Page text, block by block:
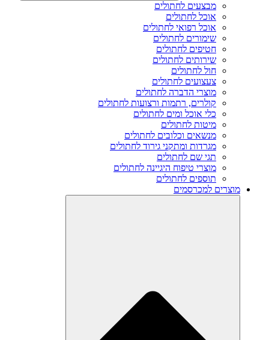
מבצעים לחתולים
אוכל לחתולים
אוכל רפואי לחתולים
שימורים לחתולים
חטיפים לחתולים
שירותים לחתולים
חול לחתולים
צעצועים לחתולים
מוצרי הדברה לחתולים
קולרים, רתמות ורצועות לחתולים
כלי אוכל ומים לחתולים
מיטות לחתולים
מנשאים וכלובים לחתולים
מגרדות ומתקני גירוד לחתולים
תגי שם לחתולים
מוצרי טיפוח היגיינה לחתולים
תוספים לחתולים
מוצרים למכרסמים